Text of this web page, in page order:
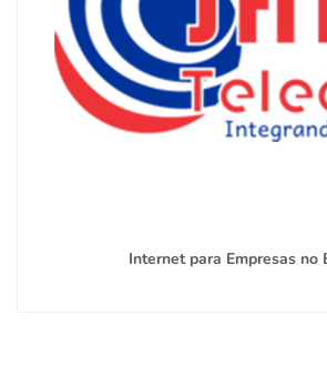
Internet para Empresas no